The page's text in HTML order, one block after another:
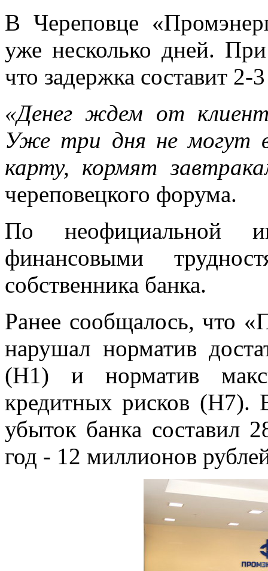
В Череповце
уже несколько дней.
что задержка составит 2-
«Денег ждем от
Уже три дня не могут
карту, кормят
череповецкого форума.
По неофициальной
финансовыми
собственника банка.
Ранее сообщалось, что
нарушал норматив
(Н1) и норматив
кредитных рисков (Н7).
убыток банка составил
год - 12 миллионов